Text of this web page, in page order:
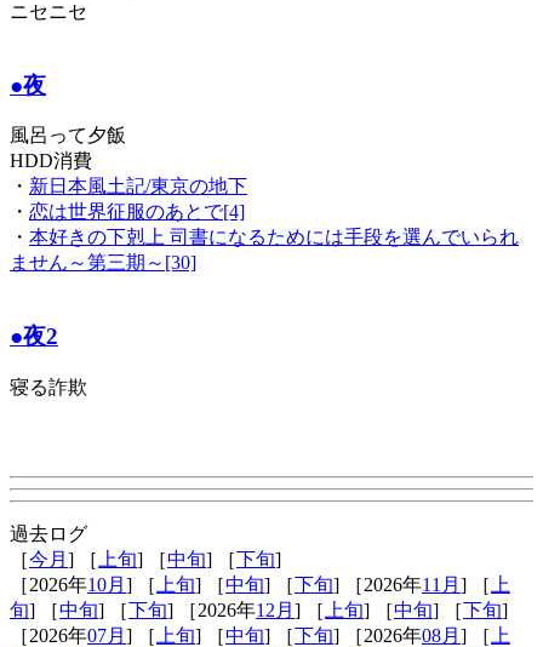
ニセニセ
●夜
風呂って夕飯
HDD消費
・ 新日本風土記/東京の地下
・ 恋は世界征服のあとで[4]
・ 本好きの下剋上 司書になるためには手段を選んでいられ
ません～第三期～[30]
●夜2
寝る詐欺
過去ログ
［今月 ] ［ 上旬] ［中旬] ［下旬]
［2026年10月 ] ［ 上旬] ［中旬] ［下旬] ［2026年11月 ] ［ 上
旬] ［中旬] ［下旬] ［2026年12月 ] ［ 上旬] ［中旬] ［下旬]
［2026年07月 ] ［ 上旬] ［中旬] ［下旬] ［2026年08月 ] ［ 上